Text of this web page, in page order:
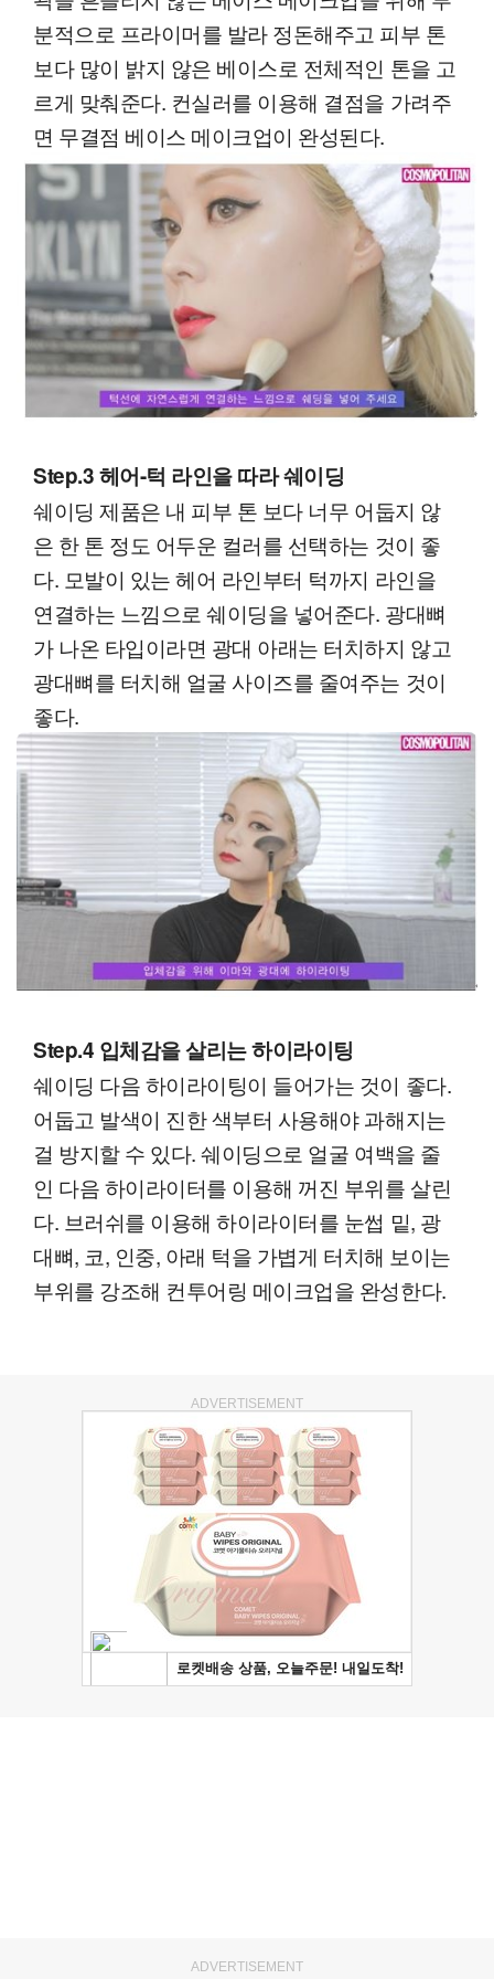
분적으로 프라이머를 발라 정돈해주고 피부 톤
보다 많이 밝지 않은 베이스로 전체적인 톤을 고
르게 맞춰준다. 컨실러를 이용해 결점을 가려주
면 무결점 베이스 메이크업이 완성된다.
Step.3 헤어-턱 라인을 따라 쉐이딩
쉐이딩 제품은 내 피부 톤 보다 너무 어둡지 않
은 한 톤 정도 어두운 컬러를 선택하는 것이 좋
다. 모발이 있는 헤어 라인부터 턱까지 라인을
연결하는 느낌으로 쉐이딩을 넣어준다. 광대뼈
가 나온 타입이라면 광대 아래는 터치하지 않고
광대뼈를 터치해 얼굴 사이즈를 줄여주는 것이
좋다.
Step.4 입체감을 살리는 하이라이팅
쉐이딩 다음 하이라이팅이 들어가는 것이 좋다.
어둡고 발색이 진한 색부터 사용해야 과해지는
걸 방지할 수 있다. 쉐이딩으로 얼굴 여백을 줄
인 다음 하이라이터를 이용해 꺼진 부위를 살린
다. 브러쉬를 이용해 하이라이터를 눈썹 밑, 광
대뼈, 코, 인중, 아래 턱을 가볍게 터치해 보이는
부위를 강조해 컨투어링 메이크업을 완성한다.
ADVERTISEMENT
ADVERTISEMENT